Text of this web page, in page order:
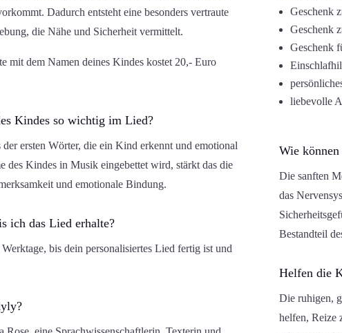
Dadurch entsteht eine besonders vertraute
die Nähe und Sicherheit vermittelt.
mit dem Namen deines Kindes kostet 20,- Euro
Kindes so wichtig im Lied?
der ersten Wörter, die ein Kind erkennt und emotional
des Kindes in Musik eingebettet wird, stärkt das die
und emotionale Bindung.
ich das Lied erhalte?
bis dein personalisiertes Lied fertig ist und
Geschenk
Geschenk
Geschenk
liebevolle
Wie
Die sanften
das
Bestandteil
Helfen die
Die ruhigen,
helfen, Reize